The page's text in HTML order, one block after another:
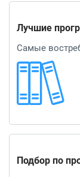
Лучшие
Самые
Подбор по